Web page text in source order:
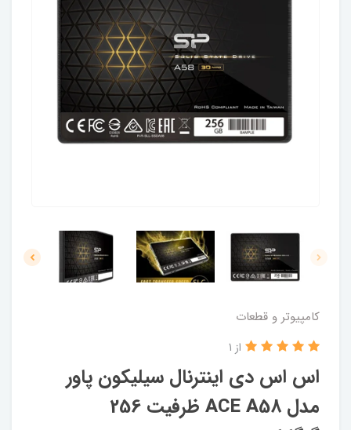
کامپیوتر و قطعات
اس اس دی اینترنال سیلیکون پاور
مدل ACE A58 ظرفیت 256
از 1